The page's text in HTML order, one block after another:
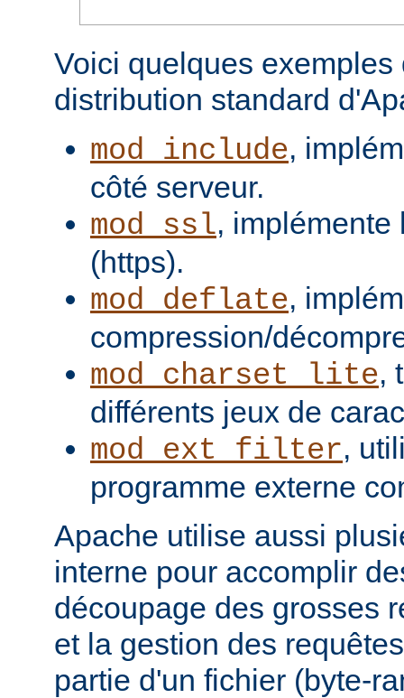
Voici quelques
distribution standard
mod_include,
côté serveur.
mod_ssl, implémente
(https).
mod_deflate,
compression/
mod_charset_lite,
différents jeux de
mod_ext_filter,
programme externe
Apache utilise aussi
interne pour accomplir
découpage des grosses
et la gestion des
partie d'un fichier (byte-